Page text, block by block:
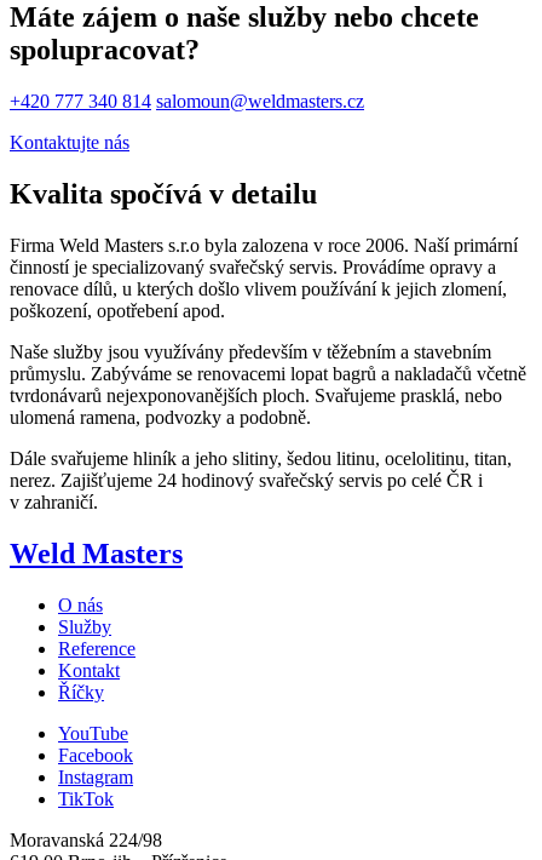
Máte zájem o naše služby nebo chcete
spolupracovat?
+420 777 340 814 salomoun@weldmasters.cz
Kontaktujte nás
Kvalita spočívá v detailu
Firma Weld Masters s.r.o byla zalozena v roce 2006. Naší primární
činností je specializovaný svařečský servis. Provádíme opravy a
renovace dílů, u kterých došlo vlivem používání k jejich zlomení,
poškození, opotřebení apod.
Naše služby jsou využívány především v těžebním a stavebním
průmyslu. Zabýváme se renovacemi lopat bagrů a nakladačů včetně
tvrdonávarů nejexponovanějších ploch. Svařujeme prasklá, nebo
ulomená ramena, podvozky a podobně.
Dále svařujeme hliník a jeho slitiny, šedou litinu, ocelolitinu, titan,
nerez. Zajišťujeme 24 hodinový svařečský servis po celé ČR i
v zahraničí.
Weld Masters
O nás
Služby
Reference
Kontakt
Říčky
YouTube
Facebook
Instagram
TikTok
Moravanská 224/98